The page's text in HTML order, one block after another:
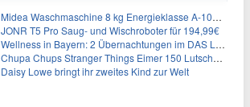
Midea Waschmaschine 8 kg Energieklasse A-10% 1400 U/Min für 289,97€
JONR T5 Pro Saug- und Wischroboter für 194,99€
Wellness in Bayern: 2 Übernachtungen im DAS LUDWIG Sports Resort inkl. HP + Wellness ab 174€ p.P.
Chupa Chups Stranger Things Eimer 150 Lutscher für 21,95€
Daisy Lowe bringt ihr zweites Kind zur Welt